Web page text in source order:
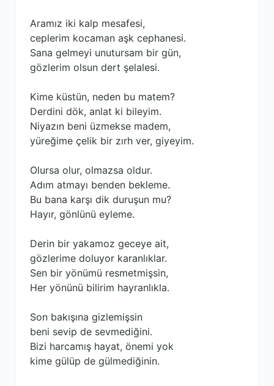
Aramız iki kalp mesafesi,
ceplerim kocaman aşk cephanesi.
Sana gelmeyi unutursam bir gün,
gözlerim olsun dert şelalesi.
Kime küstün, neden bu matem?
Derdini dök, anlat ki bileyim.
Niyazın beni üzmekse madem,
yüreğime çelik bir zırh ver, giyeyim.
Olursa olur, olmazsa oldur.
Adım atmayı benden bekleme.
Bu bana karşı dik duruşun mu?
Hayır, gönlünü eyleme.
Derin bir yakamoz geceye ait,
gözlerime doluyor karanlıklar.
Sen bir yönümü resmetmişsin,
Her yönünü bilirim hayranlıkla.
Son bakışına gizlemişsin
beni sevip de sevmediğini.
Bizi harcamış hayat, önemi yok
kime gülüp de gülmediğinin.